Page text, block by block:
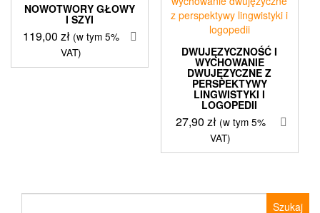
NOWOTWORY GŁOWY
I SZYI
119,00 zł (w tym 5%
VAT)
DWUJĘZYCZNOŚĆ I
WYCHOWANIE
DWUJĘZYCZNE Z
PERSPEKTYWY
LINGWISTYKI I
LOGOPEDII
27,90 zł (w tym 5%
VAT)